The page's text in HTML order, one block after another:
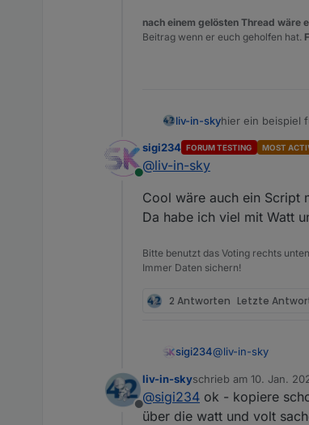
nach einem gelösten Thread wäre
Beitrag wenn er euch geholfen hat.
liv-in-skyhier ein beispiel für
Online
sigi234 FORUM TESTING MOST
@liv-in-sky
Cool wäre auch ein Script
Da habe ich viel mit Watt
Bitte benutzt das Voting rechts
Immer Daten sichern!
2 Antworten Letzte
sigi234@liv-in-sky
Cool wäre auch
Da habe ich viel
Offline
liv-in-skyschrieb am 10. Jan.
zuletzt editiert von
@sigi234 ok - kopiere
über die watt und volt